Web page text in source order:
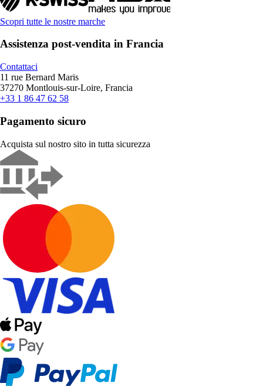
Scopri tutte le nostre marche
Assistenza post-vendita in Francia
Contattaci
11 rue Bernard Maris
37270 Montlouis-sur-Loire, Francia
+33 1 86 47 62 58
Pagamento sicuro
Acquista sul nostro sito in tutta sicurezza